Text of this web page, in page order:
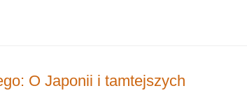
O Japonii i tamtejszych